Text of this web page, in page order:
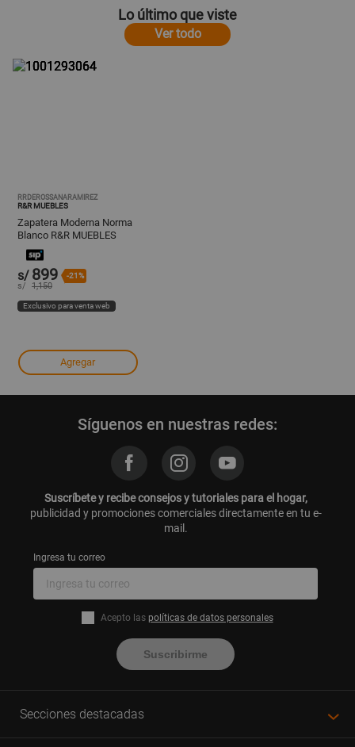
Lo último que viste
Ver todo
RRDEROSSANARAMIREZ
R&R MUEBLES
Zapatera Moderna Norma
Blanco R&R MUEBLES
s/ 899 -21%
s/ 1,150
Exclusivo para venta web
Agregar
Síguenos en nuestras redes:
Suscríbete y recibe consejos y tutoriales para el hogar,
publicidad y promociones comerciales directamente en tu e-
mail.
Ingresa tu correo
Acepto las políticas de datos personales
Suscribirme
Secciones destacadas